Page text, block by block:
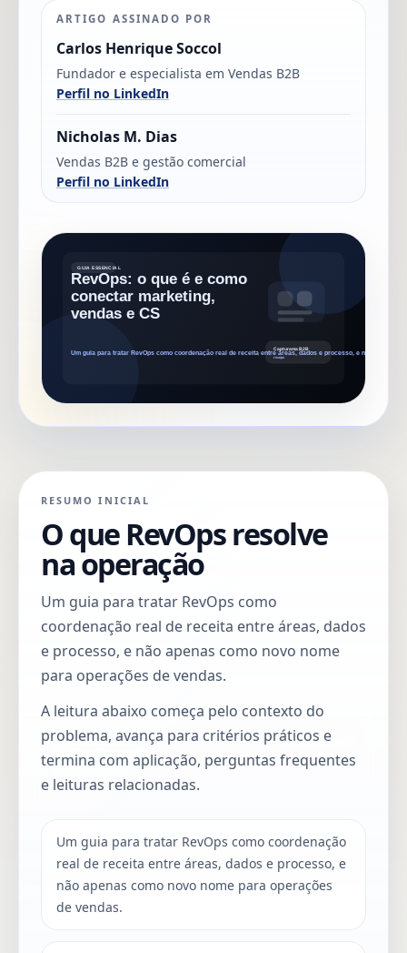
ARTIGO ASSINADO POR
Carlos Henrique Soccol
Fundador e especialista em Vendas B2B
Perfil no LinkedIn
Nicholas M. Dias
Vendas B2B e gestão comercial
Perfil no LinkedIn
RESUMO INICIAL
O que RevOps resolve
na operação
Um guia para tratar RevOps como
coordenação real de receita entre áreas, dados
e processo, e não apenas como novo nome
para operações de vendas.
A leitura abaixo começa pelo contexto do
problema, avança para critérios práticos e
termina com aplicação, perguntas frequentes
e leituras relacionadas.
Um guia para tratar RevOps como coordenação
real de receita entre áreas, dados e processo, e
não apenas como novo nome para operações
de vendas.